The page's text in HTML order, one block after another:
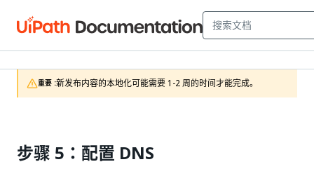
重要 :新发布内容的本地化可能需要 1-2 周的时间才能完成。
步骤 5：配置 DNS